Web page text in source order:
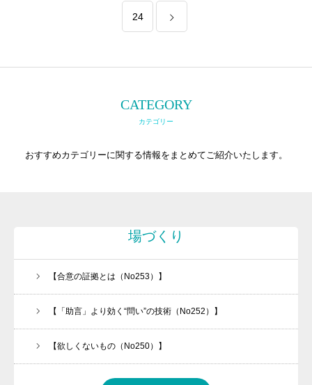
24
CATEGORY
カテゴリー
おすすめカテゴリーに関する情報をまとめてご紹介いたします。
場づくり
【合意の証拠とは（No253）】
【「助言」より効く“問い”の技術（No252）】
【欲しくないもの（No250）】